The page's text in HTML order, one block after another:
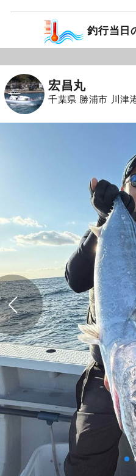
釣行当日
宏昌丸
千葉県 勝浦市 川津